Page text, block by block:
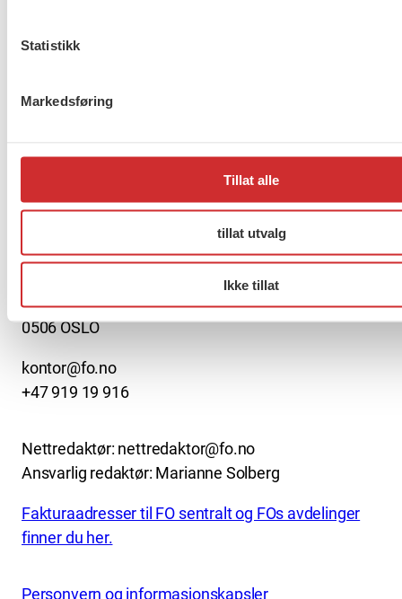
Statistikk
Markedsføring
Tillat alle
tillat utvalg
Ikke tillat
About us (English)
FO (Fellesorganisasjonen)
Pb. 4693 Sofienberg
0506 OSLO
kontor@fo.no
+47 919 19 916
Nettredaktør: nettredaktor@fo.no
Ansvarlig redaktør: Marianne Solberg
Fakturaadresser til FO sentralt og FOs avdelinger
finner du her.
Personvern og informasjonskapsler